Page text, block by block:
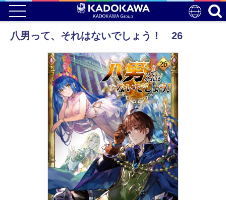
八男って、それはないでしょう！ 26